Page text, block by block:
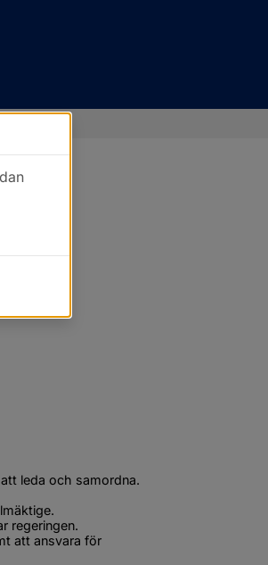
leda och samordna.
regeringen.
att ansvara för